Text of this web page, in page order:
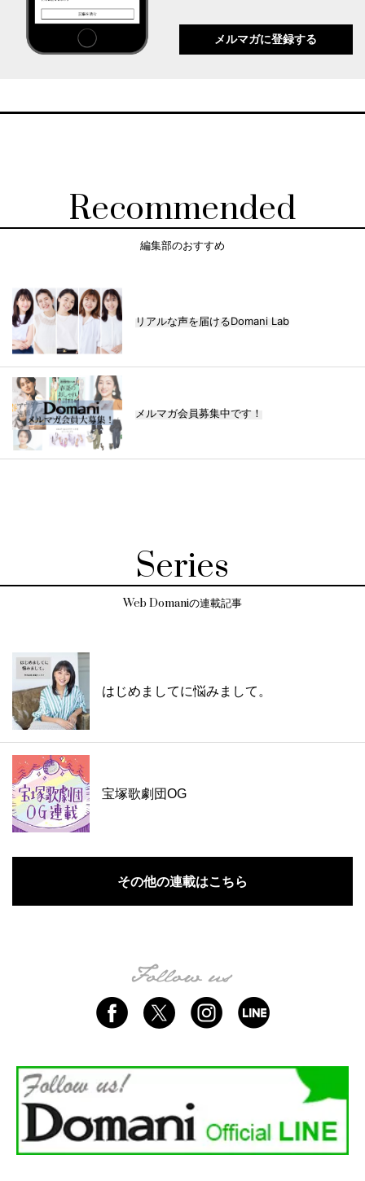
メルマガに登録する
Recommended
編集部のおすすめ
リアルな声を届けるDomani Lab
メルマガ会員募集中です！
Series
Web Domaniの連載記事
はじめましてに悩みまして。
宝塚歌劇団OG
その他の連載はこちら